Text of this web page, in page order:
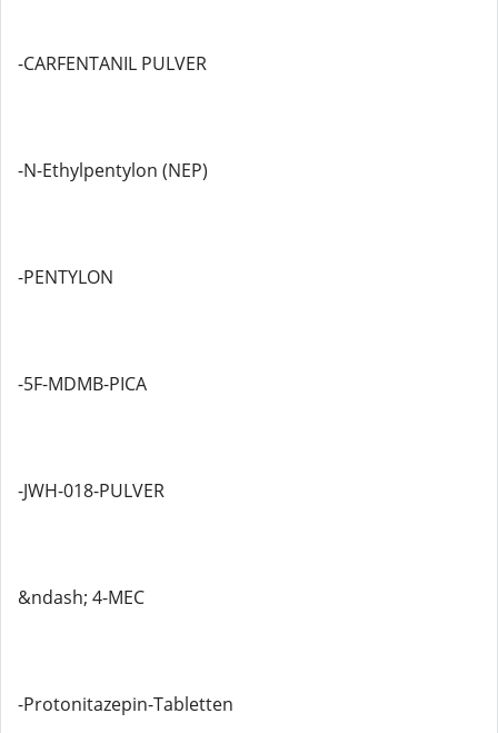
-CARFENTANIL PULVER
-N-Ethylpentylon (NEP)
-PENTYLON
-5F-MDMB-PICA
-JWH-018-PULVER
&ndash; 4-MEC
-Protonitazepin-Tabletten